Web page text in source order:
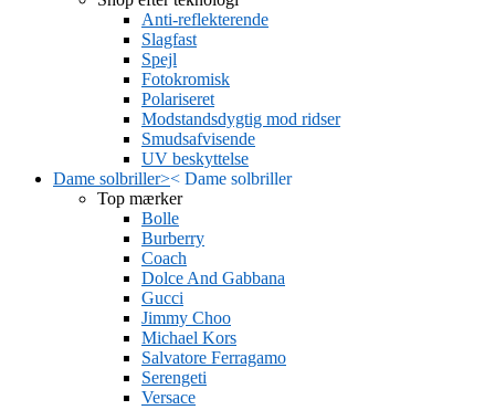
Anti-reflekterende
Slagfast
Spejl
Fotokromisk
Polariseret
Modstandsdygtig mod ridser
Smudsafvisende
UV beskyttelse
Dame solbriller>< Dame solbriller
Top mærker
Bolle
Burberry
Coach
Dolce And Gabbana
Gucci
Jimmy Choo
Michael Kors
Salvatore Ferragamo
Serengeti
Versace